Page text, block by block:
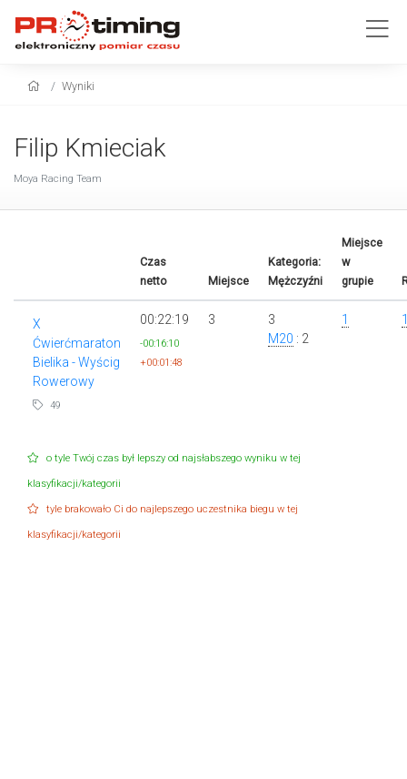
Wyniki
Filip Kmieciak
Moya Racing Team
Czas
netto
Miejsce
Kategoria:
Mężczyźni
Miejsce
w
grupie
X
Ćwierćmaraton
Bielika - Wyścig
Rowerowy
49
00:22:19
-00:16:10
+00:01:48
3
3
M20 : 2
1
o tyle Twój czas był lepszy od najsłabszego wyniku w tej
klasyfikacji/kategorii
tyle brakowało Ci do najlepszego uczestnika biegu w tej
klasyfikacji/kategorii